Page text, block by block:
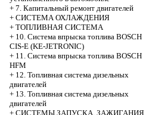
+ 7. Капитальный ремонт двигателей
+ СИСТЕМА ОХЛАЖДЕНИЯ
+ ТОПЛИВНАЯ СИСТЕМА
+ 10. Система впрыска топлива BOSCH
CIS-E (KE-JETRONIC)
+ 11. Система впрыска топлива BOSCH
HFM
+ 12. Топливная система дизельных
двигателей
+ 13. Топливная система дизельных
двигателей
+ СИСТЕМЫ ЗАПУСКА, ЗАЖИГАНИЯ